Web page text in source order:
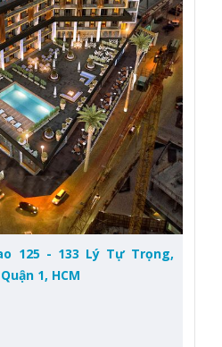
125 - 133 Lý Tự Trọng,
1, HCM